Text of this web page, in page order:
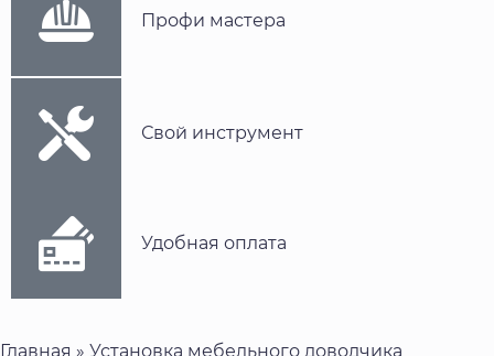
Профи мастера
Свой инструмент
Удобная оплата
Главная » Установка мебельного доводчика